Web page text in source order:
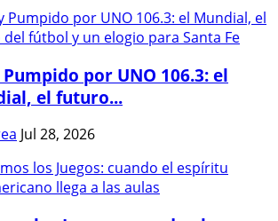
por UNO 106.3: el
el futuro...
Jul 28, 2026